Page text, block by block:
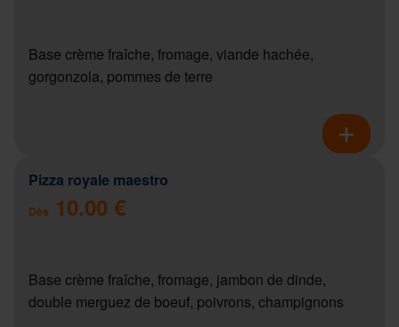
Base crème fraîche, fromage, viande hachée,
gorgonzola, pommes de terre
Pizza royale maestro
Dès 10.00 €
Base crème fraîche, fromage, jambon de dinde,
double merguez de boeuf, poivrons, champignons